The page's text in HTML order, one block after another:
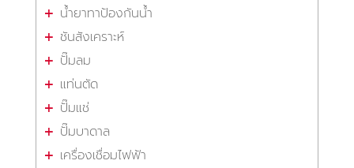
น้ำยาทาป้องกันน้ำ
ชันสังเคราะห์
ปั๊มลม
แท่นตัด
ปั๊มแช่
ปั๊มบาดาล
เครื่องเชื่อมไฟฟ้า